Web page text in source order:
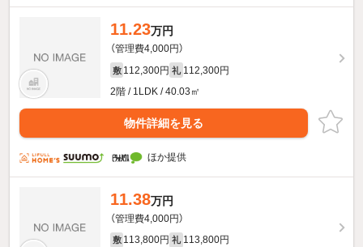
11.23万円
（管理費4,000円）
敷 112,300円 礼 112,300円
2階 / 1LDK / 40.03㎡
物件詳細を見る
ほか提供
11.38万円
（管理費4,000円）
敷 113,800円 礼 113,800円